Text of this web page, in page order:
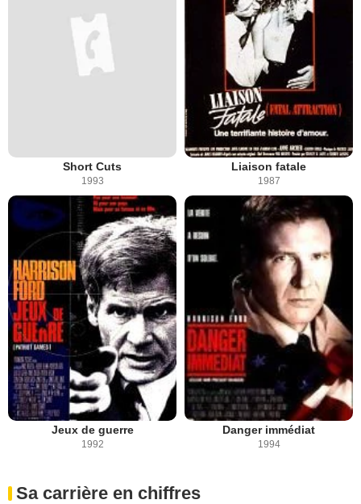
Short Cuts
1993
Liaison fatale
1987
Jeux de guerre
1992
Danger immédiat
1994
Sa carrière en chiffres